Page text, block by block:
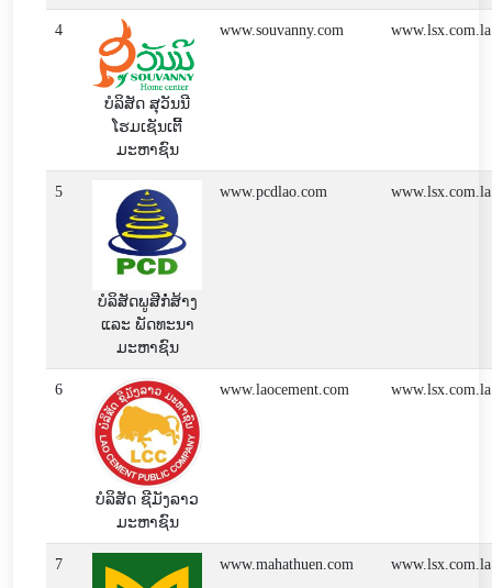
4
ບໍລິສັດ ສຸວັນນີ
ໂຮມເຊັນເຕີ້
ມະຫາຊົນ
www.souvanny.com www.lsx.com.la
5
ບໍລິສັດພູສີກໍ່ສ້າງ
ແລະ ພັດທະນາ
ມະຫາຊົນ
www.pcdlao.com www.lsx.com.la
6
ບໍລິສັດ ຊີມັງລາວ
ມະຫາຊົນ
www.laocement.com www.lsx.com.la
7 www.mahathuen.com www.lsx.com.la